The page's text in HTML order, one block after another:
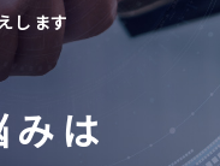
します
みは